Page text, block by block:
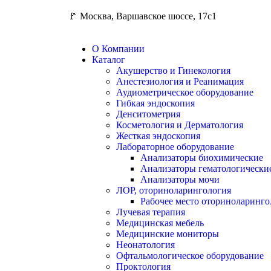
🚩 Москва, Варшавское шоссе, 17с1
О Компании
Каталог
Акушерство и Гинекология
Анестезиология и Реанимация
Аудиометрическое оборудование
Гибкая эндоскопия
Денситометрия
Косметология и Дерматология
Жесткая эндоскопия
Лабораторное оборудование
Анализаторы биохимические
Анализаторы
Анализаторы мочи
ЛОР, оториноларингология
Рабочее место
Лучевая терапия
Медицинская мебель
Медицинские мониторы
Неонатология
Офтальмологическое оборудование
Проктология